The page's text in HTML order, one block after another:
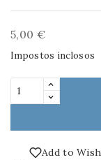
5,00 €
Impostos inclosos
Add to